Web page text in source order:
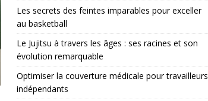
Les secrets des feintes imparables pour exceller
au basketball
Le Jujitsu à travers les âges : ses racines et son
évolution remarquable
Optimiser la couverture médicale pour travailleurs
indépendants